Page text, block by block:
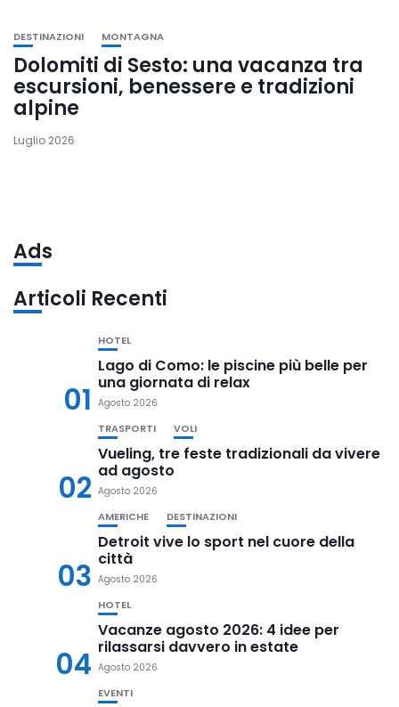
DESTINAZIONI MONTAGNA
Dolomiti di Sesto: una vacanza tra
escursioni, benessere e tradizioni
alpine
Luglio 2026
Ads
Articoli Recenti
01
HOTEL
Lago di Como: le piscine più belle per
una giornata di relax
Agosto 2026
02
TRASPORTI VOLI
Vueling, tre feste tradizionali da vivere
ad agosto
Agosto 2026
03
AMERICHE DESTINAZIONI
Detroit vive lo sport nel cuore della
città
Agosto 2026
04
HOTEL
Vacanze agosto 2026: 4 idee per
rilassarsi davvero in estate
Agosto 2026
EVENTI